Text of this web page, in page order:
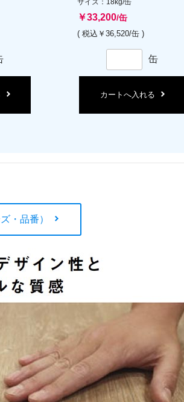
￥33,200/缶
( 税込￥36,520/缶 )
缶
カートへ入れる
・品番）